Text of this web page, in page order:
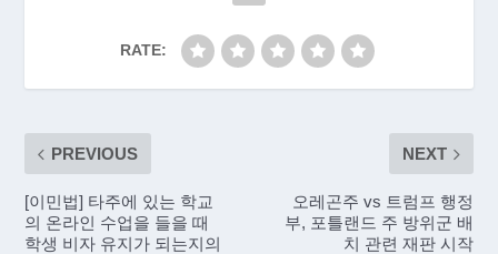
RATE:
PREVIOUS
[이민법] 타주에 있는 학교
의 온라인 수업을 들을 때
학생 비자 유지가 되는지의
NEXT
오레곤주 vs 트럼프 행정
부, 포틀랜드 주 방위군 배
치 관련 재판 시작